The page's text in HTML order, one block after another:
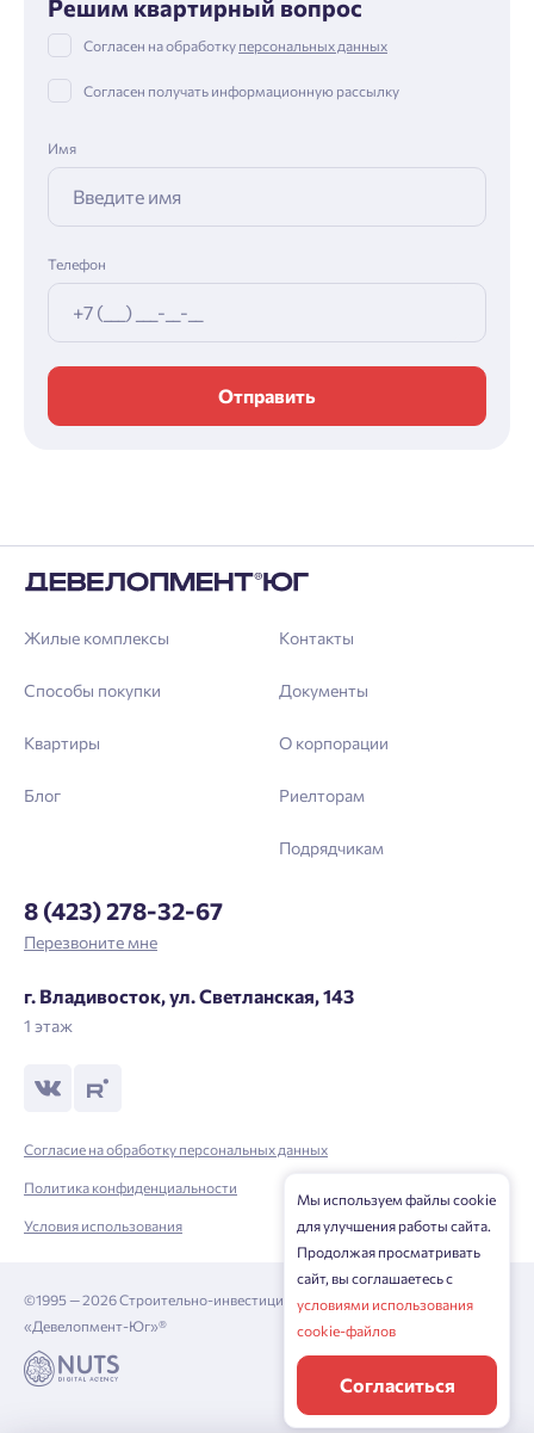
Решим квартирный вопрос
Согласен на обработку персональных данных
Согласен получать информационную рассылку
Имя
Телефон
Отправить
Жилые комплексы
Способы покупки
Квартиры
Блог
Контакты
Документы
О корпорации
Риелторам
Подрядчикам
8 (423) 278-32-67
Перезвоните мне
г. Владивосток, ул. Светланская, 143
1 этаж
Согласие на обработку персональных данных
Политика конфиденциальности
Условия использования
©1995 — 2026 Строительно-инвестиционная корпорация
«Девелопмент-Юг»®
Мы используем файлы cookie
для улучшения работы сайта.
Продолжая просматривать
сайт, вы соглашаетесь с
условиями использования
cookie-файлов
Согласиться